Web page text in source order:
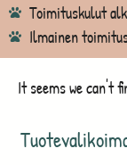
Toimituskulut
Ilmainen
It seems we can't